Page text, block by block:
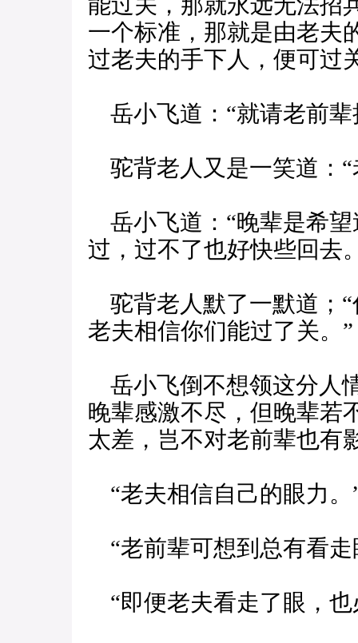
一个标准，那就是由老夫
过老夫的手下人，便可过
岳小飞道：“就请老前辈
驼背老人又是一笑道：“
岳小飞道：“晚辈是希
过，过不了也好快些回去
驼背老人默了一默道；
老夫相信你们能过了关。”
岳小飞倒不想领这分人
晚辈感激不尽，但晚辈若
太差，岂不对老前辈也有
“老夫相信自己的眼力。
“老前辈可想到总有看走
“即便老夫看走了眼，